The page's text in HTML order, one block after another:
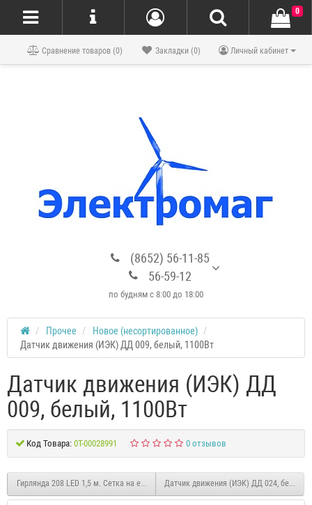
Блог
Личный кабинет
Закладки (0)
Сравнение товаров (0)
(8652) 56-11-85
56-59-12
по будням с 8:00 до 18:00
0
Прочее
Новое (несортированное)
Датчик движения (ИЭК) ДД 009, белый, 1100Вт
Датчик движения (ИЭК) ДД
009, белый, 1100Вт
Код Товара: 0Т-00028991 0 отзывов
Гирлянда 208 LED 1,5 м. Сетка на елку мультиколорДатчик движения (ИЭК) ДД 024, белый,